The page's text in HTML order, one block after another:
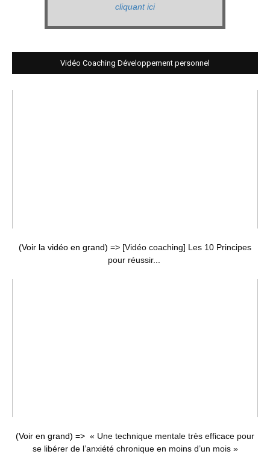
cliquant ici
Vidéo Coaching Développement personnel
(Voir la vidéo en grand) => [Vidéo coaching] Les 10 Principes
pour réussir...
(Voir en grand) => « Une technique mentale très efficace pour
se libérer de l’anxiété chronique en moins d’un mois »